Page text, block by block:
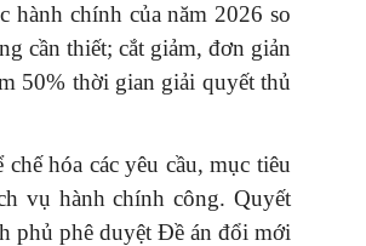
hành chính của năm 2026 so
cần thiết; cắt giảm, đơn giản
50% thời gian giải quyết thủ
hóa các yêu cầu, mục tiêu
vụ hành chính công. Quyết
phủ phê duyệt Đề án đổi mới